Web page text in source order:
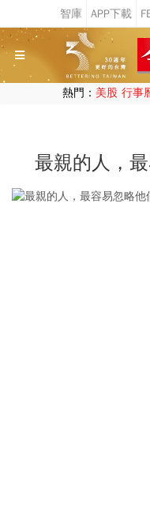
熱門： 美股 行事
最親的人，